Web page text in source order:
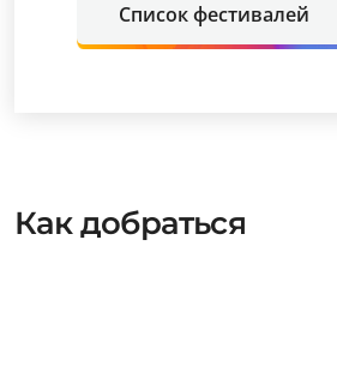
Список фестивалей
Как добраться